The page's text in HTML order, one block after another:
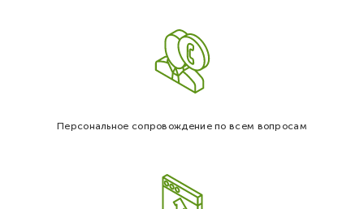
Персональное сопровождение по всем вопросам